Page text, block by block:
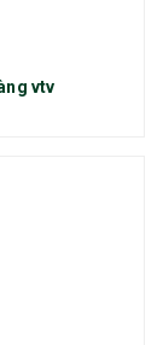
vtv